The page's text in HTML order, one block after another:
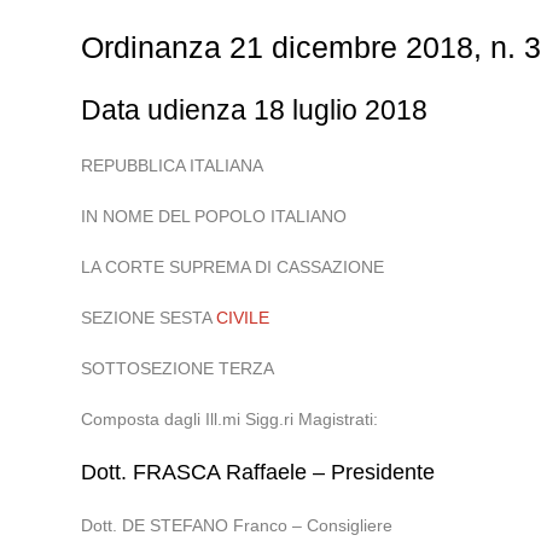
Ordinanza 21 dicembre 2018, n.
Data udienza 18 luglio 2018
REPUBBLICA ITALIANA
IN NOME DEL POPOLO ITALIANO
LA CORTE SUPREMA DI CASSAZIONE
SEZIONE SESTACIVILE
SOTTOSEZIONE TERZA
Composta dagli Ill.mi Sigg.ri Magistrati:
Dott. FRASCA Raffaele – Presidente
Dott. DE STEFANO Franco – Consigliere